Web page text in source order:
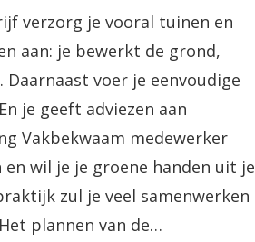
verzorg je vooral tuinen en
aan: je bewerkt de grond,
voer je eenvoudige
je geeft adviezen aan
Vakbekwaam medewerker
wil je je groene handen uit je
zul je veel samenwerken
plannen van de